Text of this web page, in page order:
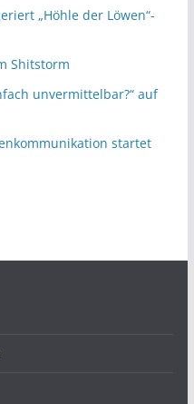
„Höhle der Löwen“-
Shitstorm
unvermittelbar?“ auf
startet